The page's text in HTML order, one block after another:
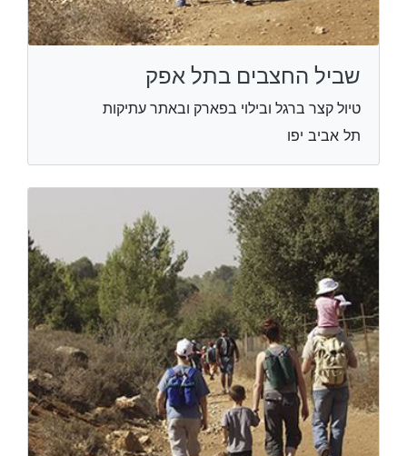
שביל החצבים בתל אפק
טיול קצר ברגל ובילוי בפארק ובאתר עתיקות
תל אביב יפו